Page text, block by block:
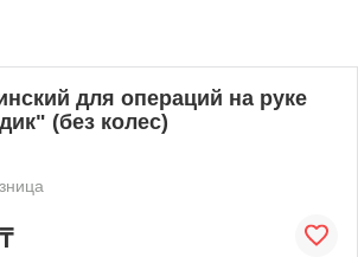
для операций на руке
(без колес)
₸